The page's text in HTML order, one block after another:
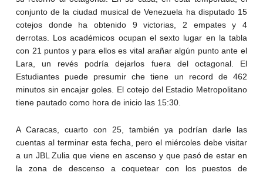
conjunto de la ciudad musical de Venezuela ha disputado 15
cotejos donde ha obtenido 9 victorias, 2 empates y 4
derrotas. Los académicos ocupan el sexto lugar en la tabla
con 21 puntos y para ellos es vital arañar algún punto ante el
Lara, un revés podría dejarlos fuera del octagonal. El
Estudiantes puede presumir che tiene un record de 462
minutos sin encajar goles. El cotejo del Estadio Metropolitano
tiene pautado como hora de inicio las 15:30.
A Caracas, cuarto con 25, también ya podrían darle las
cuentas al terminar esta fecha, pero el miércoles debe visitar
a un JBL Zulia que viene en ascenso y que pasó de estar en
la zona de descenso a coquetear con los puestos de